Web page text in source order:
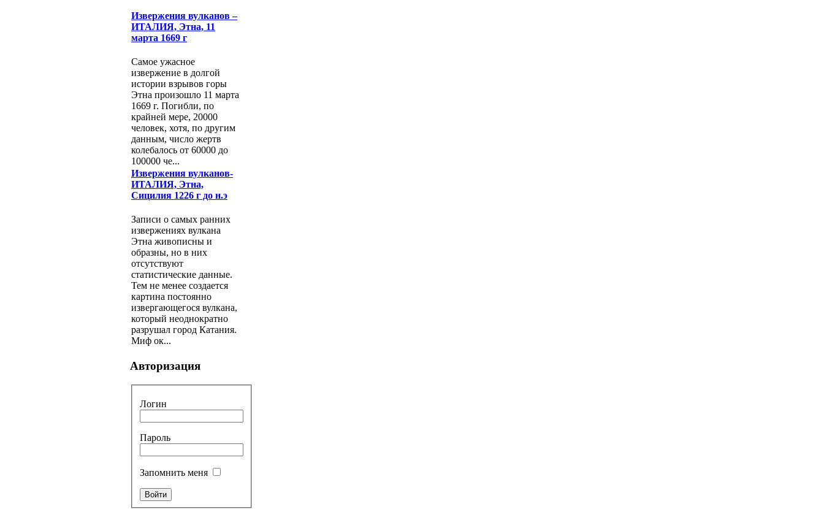
Извержения вулканов –
ИТАЛИЯ, Этна, 11
марта 1669 г
Самое ужасное
извержение в долгой
истории взрывов горы
Этна произошло 11 марта
1669 г. Погибли, по
крайней мере, 20000
человек, хотя, по другим
данным, число жертв
колебалось от 60000 до
100000 че...
Извержения вулканов-
ИТАЛИЯ, Этна,
Сицилия 1226 г до н.э
Записи о самых ранних
извержениях вулкана
Этна живописны и
образны, но в них
отсутствуют
статистические данные.
Тем не менее создается
картина постоянно
извергающегося вулкана,
который неоднократно
разрушал город Катания.
Миф ок...
Авторизация
Логин
Пароль
Запомнить меня